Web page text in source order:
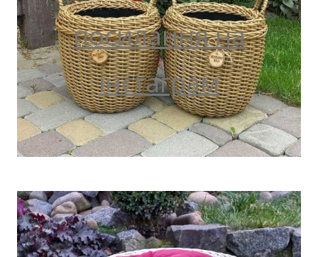
посилання на
інстаграм